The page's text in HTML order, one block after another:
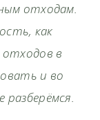
отходам.
как
в
и во